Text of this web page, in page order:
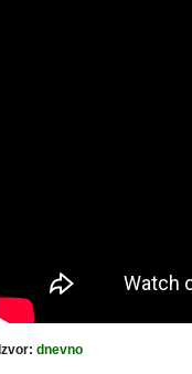
Izvor: dnevno